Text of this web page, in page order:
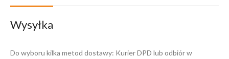
Wysyłka
Do wyboru kilka metod dostawy: Kurier DPD lub odbiór w